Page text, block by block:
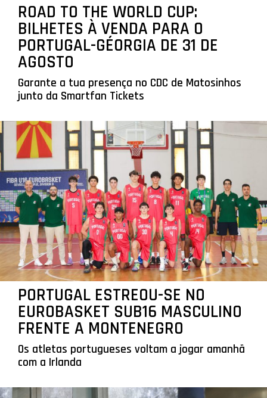
ROAD TO THE WORLD CUP:
BILHETES À VENDA PARA O
PORTUGAL-GÉORGIA DE 31 DE
AGOSTO
Garante a tua presença no CDC de Matosinhos
junto da Smartfan Tickets
PORTUGAL ESTREOU-SE NO
EUROBASKET SUB16 MASCULINO
FRENTE A MONTENEGRO
Os atletas portugueses voltam a jogar amanhã
com a Irlanda